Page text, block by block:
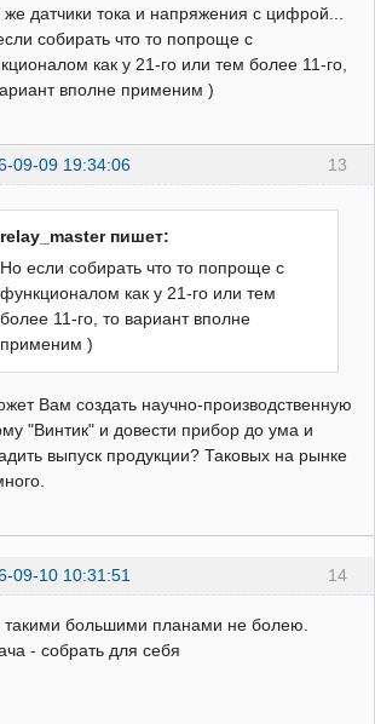
датчики тока и напряжения с цифрой...
собирать что то попроще с
как у 21-го или тем более 11-го,
вполне применим )
13
09-09 19:34:06
relay_master пишет:
Но если собирать что то попроще с
функционалом как у 21-го или тем
более 11-го, то вариант вполне
применим )
Вам создать научно-производственную
"Винтик" и довести прибор до ума и
выпуск продукции? Таковых на рынке
14
09-10 10:31:51
такими большими планами не болею.
- собрать для себя